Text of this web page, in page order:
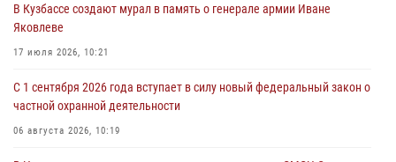
Росгвардейцы пресекли противоправные действия и защитили
новокузнечанку от агрессивного знакомого
06 августа 2026, 07:16
В Кузбассе создают мурал в память о генерале армии Иване
Яковлеве
17 июля 2026, 10:21
С 1 сентября 2026 года вступает в силу новый федеральный закон о
частной охранной деятельности
06 августа 2026, 10:19